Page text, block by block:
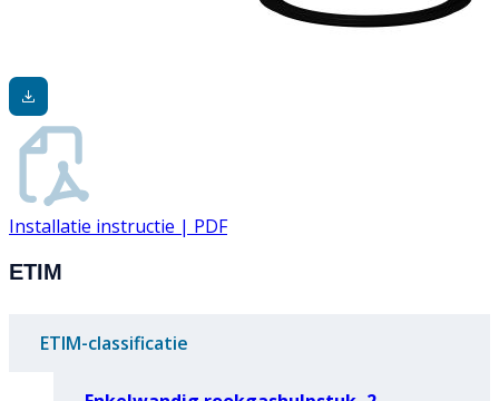
Installatie instructie | PDF
ETIM
ETIM-classificatie